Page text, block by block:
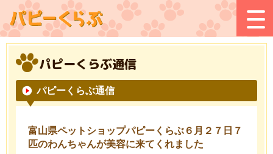
パピーくらぶ通信
パピーくらぶ通信
富山県ペットショップパピーくらぶ６月２７日７
匹のわんちゃんが美容に来てくれました